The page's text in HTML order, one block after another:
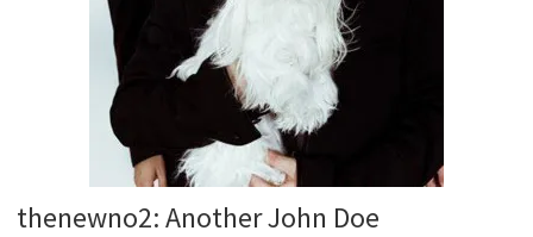
thenewno2: Another John Doe